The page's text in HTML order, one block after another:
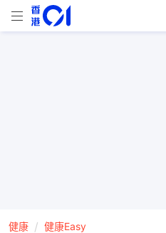
健康 健康Easy